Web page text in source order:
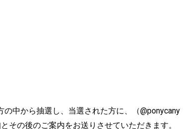
中から抽選し、当選された方に、（@ponycany
その後のご案内をお送りさせていただきます。